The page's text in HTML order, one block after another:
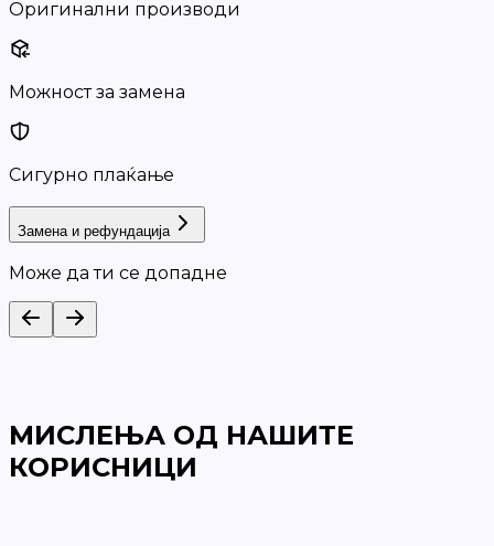
Оригинални производи
Можност за замена
Сигурно плаќање
Замена и рефундација
Може да ти се допадне
МИСЛЕЊА ОД НАШИТЕ
КОРИСНИЦИ